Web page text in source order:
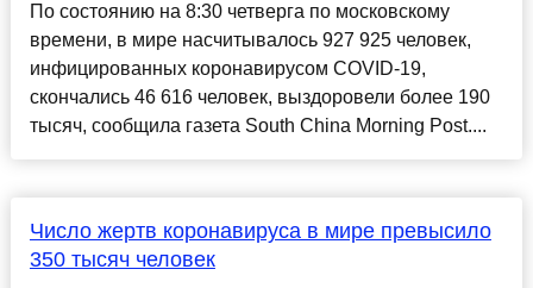
По состоянию на 8:30 четверга по московскому
времени, в мире насчитывалось 927 925 человек,
инфицированных коронавирусом COVID-19,
скончались 46 616 человек, выздоровели более 190
тысяч, сообщила газета South China Morning Post....
Число жертв коронавируса в мире превысило
350 тысяч человек